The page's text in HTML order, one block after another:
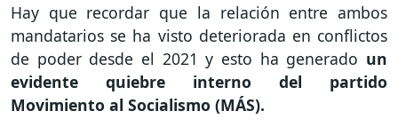
Hay que recordar que la relación entre ambos
mandatarios se ha visto deteriorada en conflictos
de poder desde el 2021 y esto ha generado un
evidente quiebre interno del partido
Movimiento al Socialismo (MÁS).